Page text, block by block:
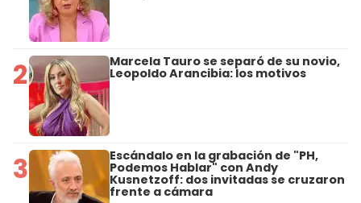
2 Marcela Tauro se separó de su novio,
Leopoldo Arancibia: los motivos
3 Escándalo en la grabación de "PH,
Podemos Hablar" con Andy
Kusnetzoff: dos invitadas se cruzaron
frente a cámara